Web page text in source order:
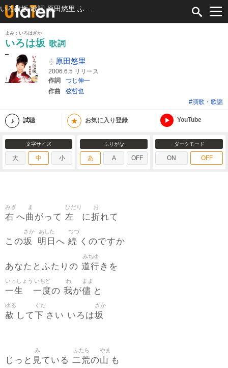
よみ：いろはざか
いろは坂 歌詞
原田悠里
2006.6.5 リリース
作詞
つじ伸一
作曲
弦哲也
#演歌・歌謡
試聴 ★ お気に入り登録 YouTube
文字サイズ
大 中 小
ふりがな
あ A OFF
ダークモード
ON OFF
右
みぎ
へ曲
ま
がって 左
ひだり
に折
お
れて
この坂
さか
明日
あした
へ 続
つづ
くのですか
あなたとふたりの 道行
みちゆ
きを
一生
いっしょう
一度
いちど
の 我
わ
が儘
まま
と
赦
ゆる
して下
くだ
さい いろは坂
ざか
じっと 見
み
ている 二荒
ふたら
の山
やま
も